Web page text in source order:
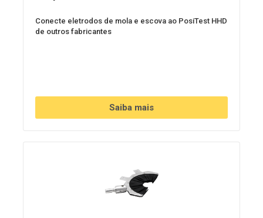
Conecte eletrodos de mola e escova ao PosiTest HHD
de outros fabricantes
Saiba mais